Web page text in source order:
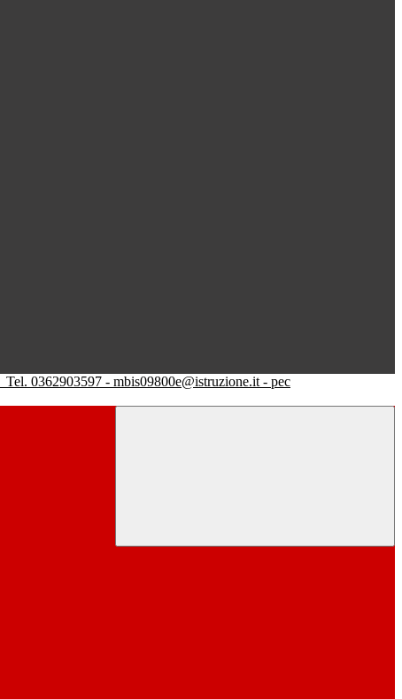
Tel. 0362903597 - mbis09800e@istruzione.it - pec